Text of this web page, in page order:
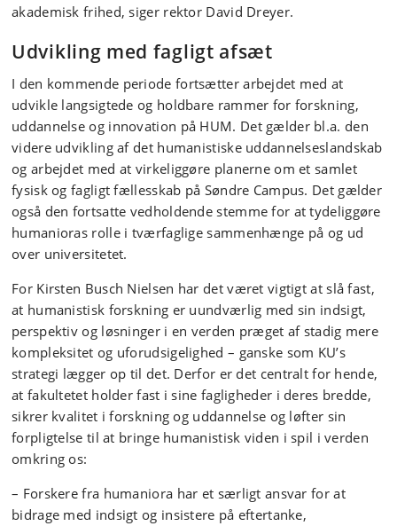
akademisk frihed, siger rektor David Dreyer.
Udvikling med fagligt afsæt
I den kommende periode fortsætter arbejdet med at
udvikle langsigtede og holdbare rammer for forskning,
uddannelse og innovation på HUM. Det gælder bl.a. den
videre udvikling af det humanistiske uddannelseslandskab
og arbejdet med at virkeliggøre planerne om et samlet
fysisk og fagligt fællesskab på Søndre Campus. Det gælder
også den fortsatte vedholdende stemme for at tydeliggøre
humanioras rolle i tværfaglige sammenhænge på og ud
over universitetet.
For Kirsten Busch Nielsen har det været vigtigt at slå fast,
at humanistisk forskning er uundværlig med sin indsigt,
perspektiv og løsninger i en verden præget af stadig mere
kompleksitet og uforudsigelighed – ganske som KU’s
strategi lægger op til det. Derfor er det centralt for hende,
at fakultetet holder fast i sine fagligheder i deres bredde,
sikrer kvalitet i forskning og uddannelse og løfter sin
forpligtelse til at bringe humanistisk viden i spil i verden
omkring os:
– Forskere fra humaniora har et særligt ansvar for at
bidrage med indsigt og insistere på eftertanke,